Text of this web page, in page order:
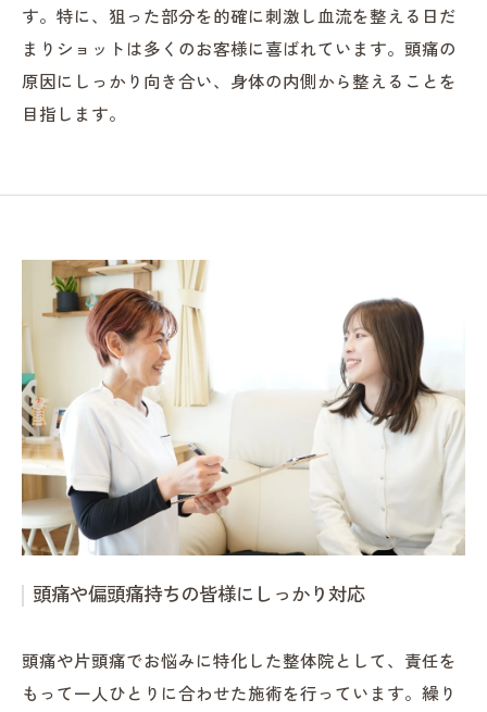
す。特に、狙った部分を的確に刺激し血流を整える日だ
まりショットは多くのお客様に喜ばれています。頭痛の
原因にしっかり向き合い、身体の内側から整えることを
目指します。
頭痛や偏頭痛持ちの皆様にしっかり対応
頭痛や片頭痛でお悩みに特化した整体院として、責任を
もって一人ひとりに合わせた施術を行っています。繰り